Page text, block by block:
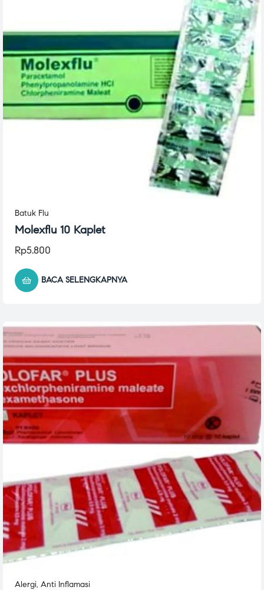
Batuk Flu
Molexflu 10 Kaplet
Rp5.800
BACA SELENGKAPNYA
Alergi, Anti Inflamasi